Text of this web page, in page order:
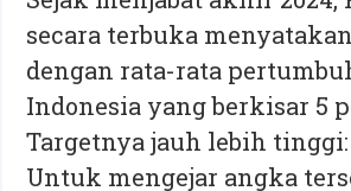
secara terbuka
dengan rata-rata
Indonesia yang berkisar 5
Targetnya jauh lebih tinggi:
Untuk mengejar angka